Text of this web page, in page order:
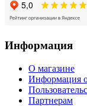
Информация
О магазине
Информация
Партнерам